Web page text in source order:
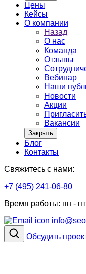
Цены
Кейсы
О компании
Назад
О нас
Команда
Отзывы
Вебинар
Наши
Новости
Акции
Вакансии
Закрыть
Блог
Контакты
Свяжитесь с нами:
+7 (495) 241-06-80
Время работы: пн -
Обсудить